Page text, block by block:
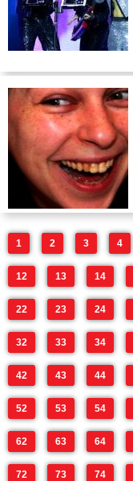
1 2 3 4
12 13 14
22 23 24
32 33 34
42 43 44
52 53 54
62 63 64
72 73 74